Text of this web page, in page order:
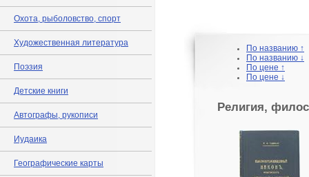
Охота, рыболовство, спорт
Художественная литература
Поэзия
Детские книги
Автографы, рукописи
Иудаика
Географические карты
По названию ↑
По названию ↓
По цене ↑
По цене ↓
Религия,